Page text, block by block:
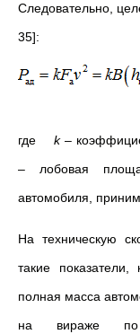
Следовательно,
35]:
где k–
– лобовая
автомобиля,
На техническую
такие показатели,
полная масса
на вираже по